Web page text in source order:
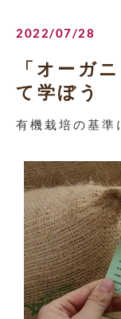
2022/07/28
「オーガ
て学ぼう
有機栽培の基準